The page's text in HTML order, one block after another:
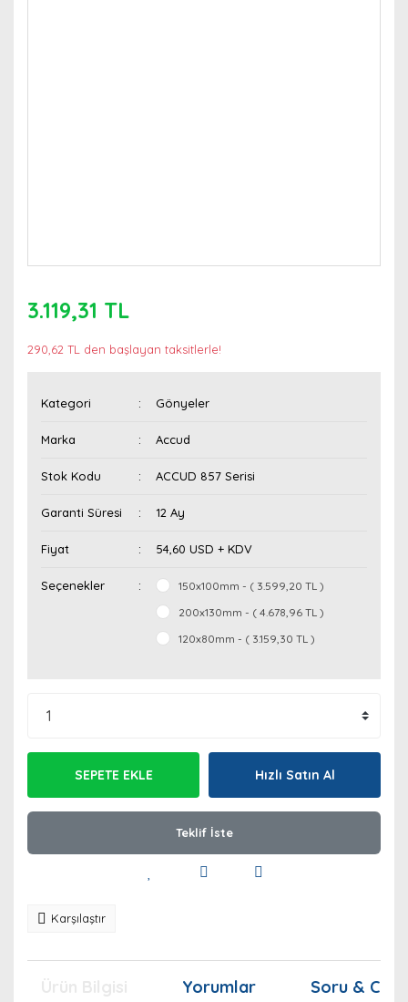
3.119,31 TL
290,62 TL den başlayan taksitlerle!
Kategori Gönyeler
Marka Accud
Stok Kodu ACCUD 857 Serisi
Garanti Süresi 12 Ay
Fiyat 54,60 USD + KDV
Seçenekler
150x100mm - ( 3.599,20 TL )
200x130mm - ( 4.678,96 TL )
120x80mm - ( 3.159,30 TL )
SEPETE EKLE Hızlı Satın Al
Teklif İste
Karşılaştır
Yorumlar Soru &